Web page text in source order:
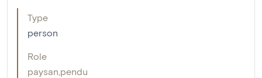
Type
person
Role
paysan pendu